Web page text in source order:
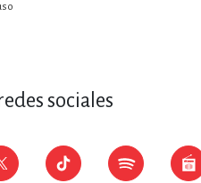
sociales